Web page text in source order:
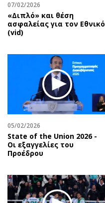
Αγορές
Money Review
AstroBank Properties
Ναυτιλία
Περιβάλλον
Ελλάδα
Κόσμος
Παράξενα
Πολιτισμός
Θέατρο-Χορός
Μουσική
07/02/2026
«Διπλό» και θέση
ασφαλείας για τον Εθνικό
(vid)
05/02/2026
State of the Union 2026 -
Οι εξαγγελίες του
Προέδρου